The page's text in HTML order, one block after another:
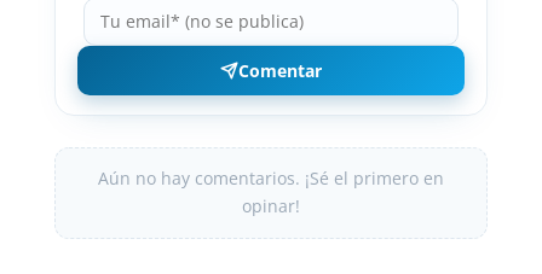
Comentar
Aún no hay comentarios. ¡Sé el primero en
opinar!